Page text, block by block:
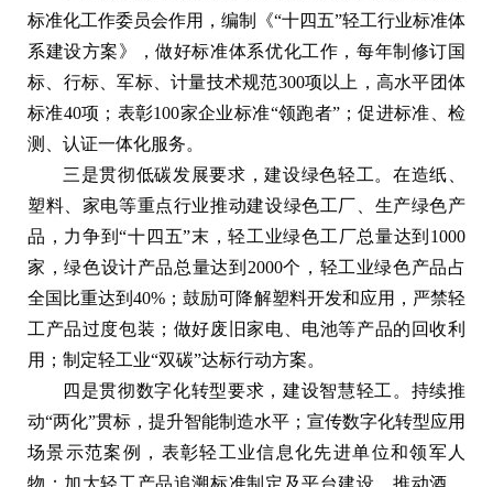
标准化工作委员会作用，编制《“十四五”轻工行业标准体
系建设方案》，做好标准体系优化工作，每年制修订国
标、行标、军标、计量技术规范300项以上，高水平团体
标准40项；表彰100家企业标准“领跑者”；促进标准、检
测、认证一体化服务。
三是贯彻低碳发展要求，建设绿色轻工。在造纸、
塑料、家电等重点行业推动建设绿色工厂、生产绿色产
品，力争到“十四五”末，轻工业绿色工厂总量达到1000
家，绿色设计产品总量达到2000个，轻工业绿色产品占
全国比重达到40%；鼓励可降解塑料开发和应用，严禁轻
工产品过度包装；做好废旧家电、电池等产品的回收利
用；制定轻工业“双碳”达标行动方案。
四是贯彻数字化转型要求，建设智慧轻工。持续推
动“两化”贯标，提升智能制造水平；宣传数字化转型应用
场景示范案例，表彰轻工业信息化先进单位和领军人
物；加大轻工产品追溯标准制定及平台建设，推动酒、